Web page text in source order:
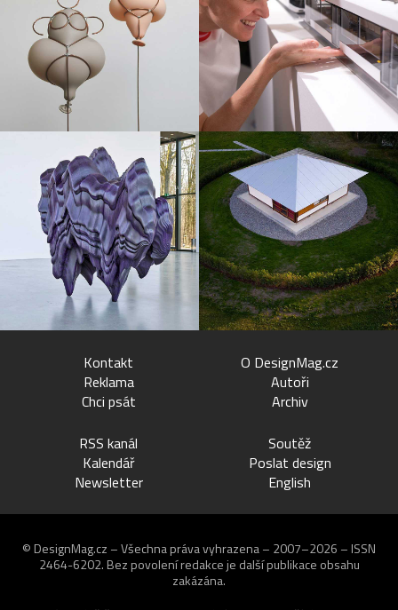
Kontakt
Reklama
Chci psát
O DesignMag.cz
Autoři
Archiv
RSS kanál
Kalendář
Newsletter
Soutěž
Poslat design
English
© DesignMag.cz – Všechna práva vyhrazena – 2007–2026 – ISSN
2464-6202. Bez povolení redakce je další publikace obsahu
zakázána.